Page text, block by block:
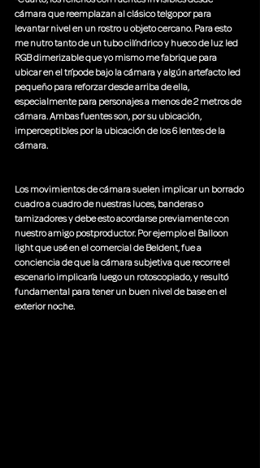
cámara que reemplazan al clásico telgopor para
levantar nivel en un rostro u objeto cercano. Para esto
me nutro tanto de un tubo cilíndrico y hueco de luz led
RGB dimerizable que yo mismo me fabrique para
ubicar en el trípode bajo la cámara y algún artefacto led
pequeño para reforzar desde arriba de ella,
especialmente para personajes a menos de 2 metros de
cámara. Ambas fuentes son, por su ubicación,
imperceptibles por la ubicación de los 6 lentes de la
cámara.
Los movimientos de cámara suelen implicar un borrado
cuadro a cuadro de nuestras luces, banderas o
tamizadores y debe esto acordarse previamente con
nuestro amigo postproductor. Por ejemplo el Balloon
light que usé en el comercial de Beldent, fue a
conciencia de que la cámara subjetiva que recorre el
escenario implicaría luego un rotoscopiado, y resultó
fundamental para tener un buen nivel de base en el
exterior noche.